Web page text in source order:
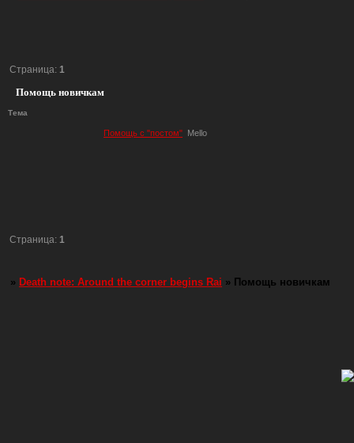
Помощь новичкам
Страница: 1
Тема
Помощь с "постом" Mello
Страница:1
» Death note: Around the corner begins Rai » Помощь новичкам